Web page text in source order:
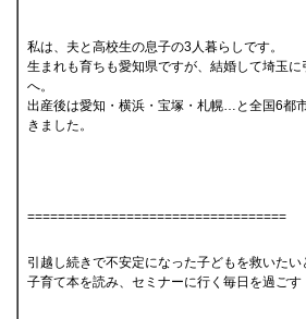
私は、夫と高校生の息子の3人暮らしです。
生まれも育ちも愛知県ですが、結婚して埼玉
へ。
出産後は愛知・横浜・宝塚・札幌…と全国6都
きました。
==================================
引越し続きで不安定になった子どもを救いたい
子育て本を読み、セミナーに行く毎日を過ごす